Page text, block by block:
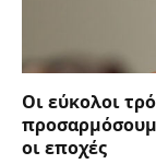
Οι εύκολοι
οι εποχές